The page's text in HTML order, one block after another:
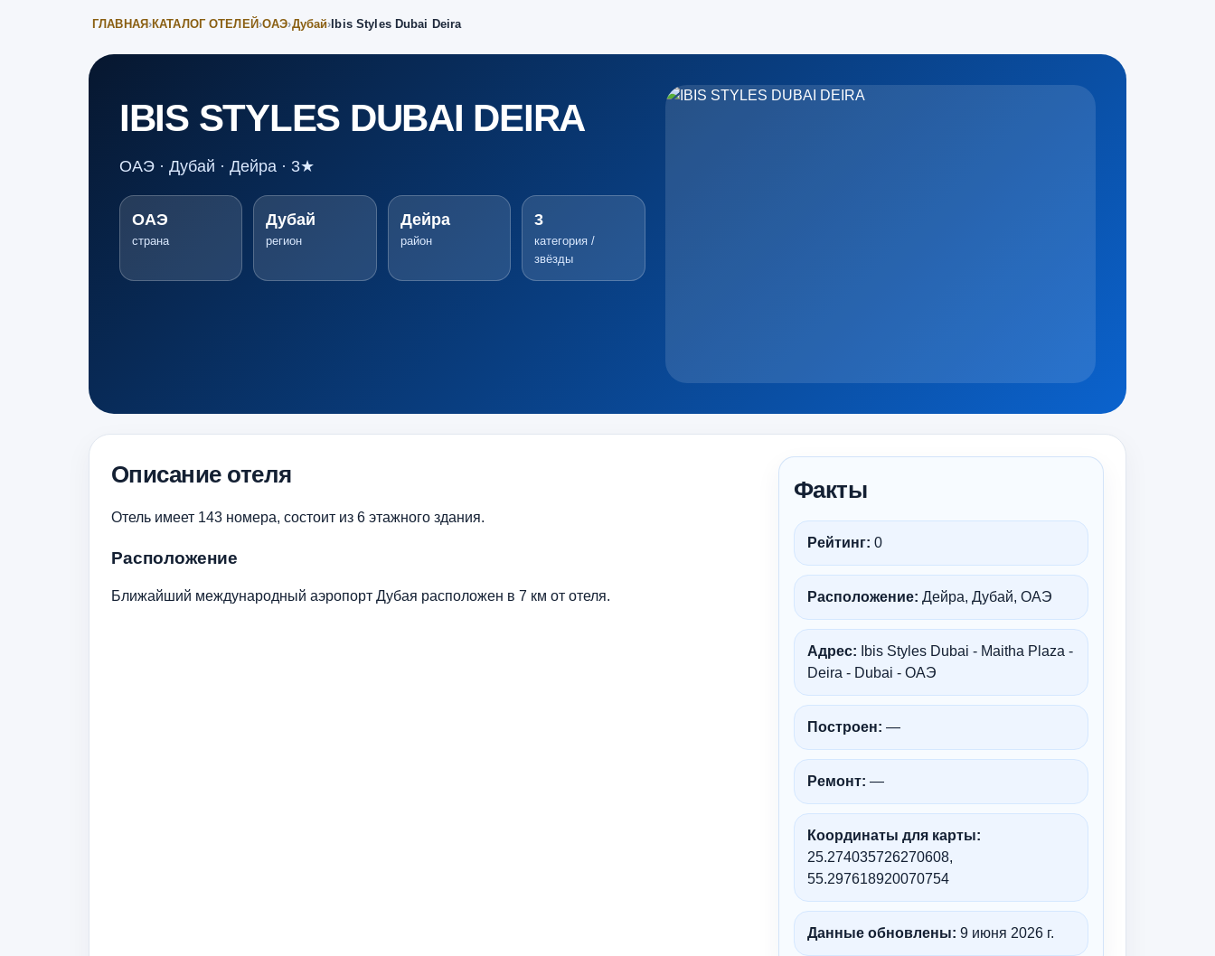
ГЛАВНАЯ ›КАТАЛОГ ОТЕЛЕЙ ›ОАЭ›Дубай› Ibis Styles Dubai Deira
IBIS STYLES DUBAI DEIRA
ОАЭ · Дубай · Дейра · 3★
ОАЭ
страна
Дубай
регион
Дейра
район
3
категория /
звёзды
Описание отеля
Отель имеет 143 номера, состоит из 6 этажного здания.
Расположение
Ближайший международный аэропорт Дубая расположен в 7 км от отеля.
Факты
Рейтинг: 0
Расположение: Дейра, Дубай, ОАЭ
Адрес: Ibis Styles Dubai - Maitha Plaza -
Deira - Dubai - ОАЭ
Построен: —
Ремонт: —
Координаты для карты:
25.274035726270608,
55.297618920070754
Данные обновлены: 9 июня 2026 г.